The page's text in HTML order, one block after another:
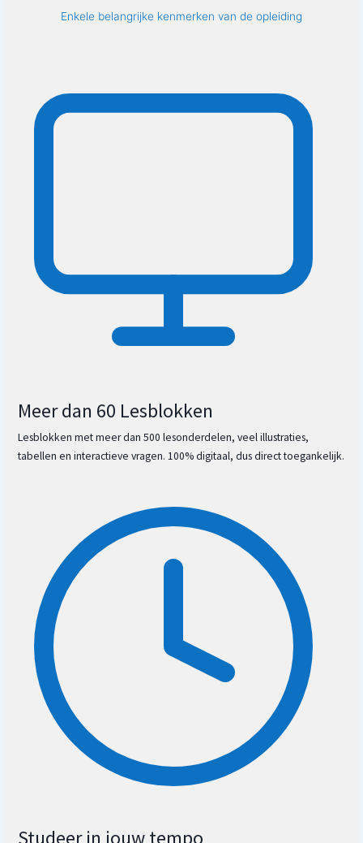
Enkele belangrijke kenmerken van de opleiding
Meer dan 60 Lesblokken
Lesblokken met meer dan 500 lesonderdelen, veel illustraties,
tabellen en interactieve vragen. 100% digitaal, dus direct toegankelijk.
Studeer in jouw tempo